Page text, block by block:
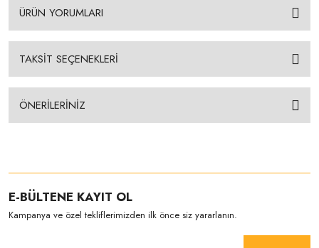
ÜRÜN YORUMLARI
TAKSİT SEÇENEKLERİ
ÖNERİLERİNİZ
E-BÜLTENE KAYIT OL
Kampanya ve özel tekliflerimizden ilk önce siz yararlanın.